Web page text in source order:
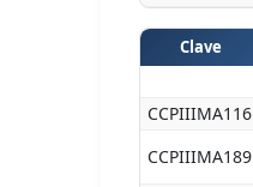
Clave
CCPIIIMA116
CCPIIIMA189